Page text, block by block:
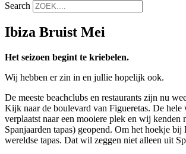
Search
Ibiza Bruist Mei
Het seizoen begint te kriebelen.
Wij hebben er zin in en jullie hopelijk ook.
De meeste beachclubs en restaurants zijn nu
Kijk naar de boulevard van Figueretas. De hele
verplaatst naar een mooiere plek en wij kenden
Spanjaarden tapas) geopend. Om het hoekje
wereldse tapas. Dat wil zeggen niet alleen uit